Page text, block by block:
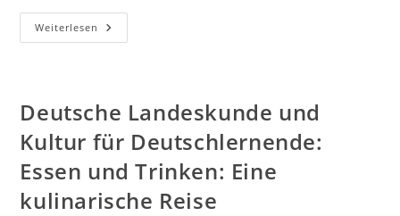
Weiterlesen Deutsche
Landeskunde
Wohnen
In
Miete,
Mülltrennung
Und
Nachbarschaft
Deutsche Landeskunde und
Kultur für Deutschlernende:
Essen und Trinken: Eine
kulinarische Reise